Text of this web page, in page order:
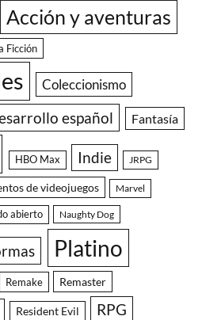
Acción y aventuras
Ficción
Coleccionismo
español Fantasía
HBO Max Indie JRPG
de videojuegos Marvel
abierto Naughty Dog
Platino
Remake Remaster
Resident Evil RPG